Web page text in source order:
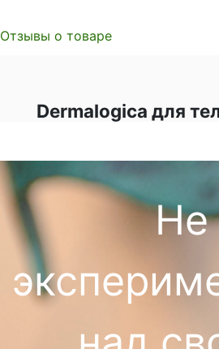
Отзывы о товаре
Dermalogica для
Не